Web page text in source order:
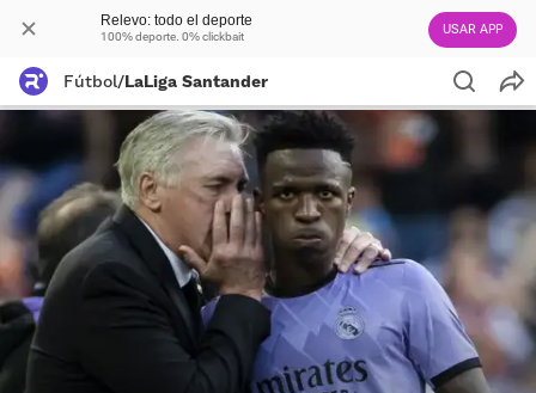
Relevo: todo el deporte
100% deporte. 0% clickbait USAR APP
Fútbol/LaLiga Santander